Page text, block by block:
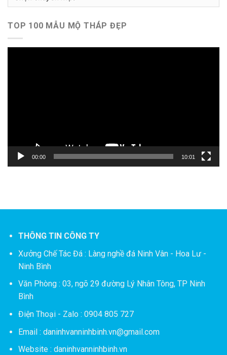
TOP 100 MẪU MỘ THÁP ĐẸP
00:00 10:01
THÔNG TIN CÔNG TY
Xưởng Chế Tác Đá : Làng nghề đá Ninh Vân - Hoa Lư -
Ninh Bình
Văn Phòng : 03, ngõ 29 đường Lý Nhân Tông, TP Ninh
Bình
Điện Thoại - Zalo : 0904 805 727
Email : daninhvanninhbinh.vn@gmail.com
Website : daninhvanninhbinh.vn